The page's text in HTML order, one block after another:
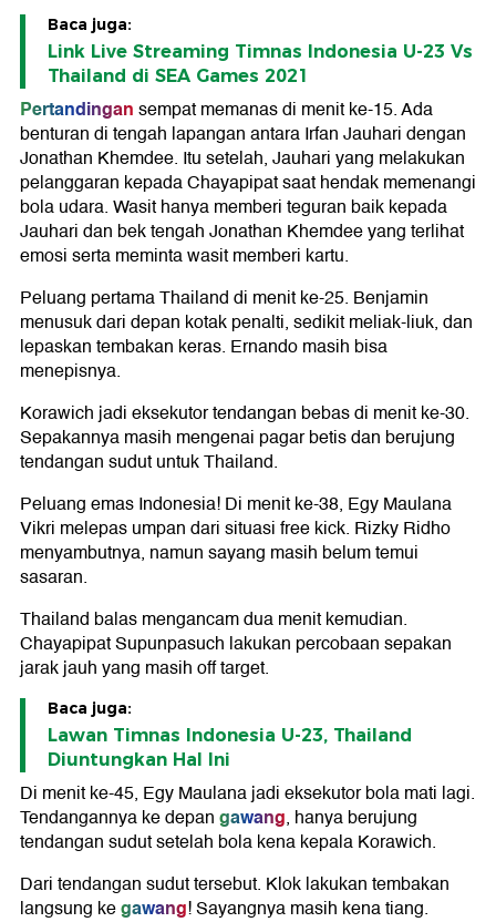
Baca juga:
Link Live Streaming Timnas Indonesia U-23 Vs
Thailand di SEA Games 2021
Pertandingansempat memanas di menit ke-15. Ada
benturan di tengah lapangan antara Irfan Jauhari dengan
Jonathan Khemdee. Itu setelah, Jauhari yang melakukan
pelanggaran kepada Chayapipat saat hendak memenangi
bola udara. Wasit hanya memberi teguran baik kepada
Jauhari dan bek tengah Jonathan Khemdee yang terlihat
emosi serta meminta wasit memberi kartu.
Peluang pertama Thailand di menit ke-25. Benjamin
menusuk dari depan kotak penalti, sedikit meliak-liuk, dan
lepaskan tembakan keras. Ernando masih bisa
menepisnya.
Korawich jadi eksekutor tendangan bebas di menit ke-30.
Sepakannya masih mengenai pagar betis dan berujung
tendangan sudut untuk Thailand.
Peluang emas Indonesia! Di menit ke-38, Egy Maulana
Vikri melepas umpan dari situasi free kick. Rizky Ridho
menyambutnya, namun sayang masih belum temui
sasaran.
Thailand balas mengancam dua menit kemudian.
Chayapipat Supunpasuch lakukan percobaan sepakan
jarak jauh yang masih off target.
Baca juga:
Lawan Timnas Indonesia U-23, Thailand
Diuntungkan Hal Ini
Di menit ke-45, Egy Maulana jadi eksekutor bola mati lagi.
Tendangannya ke depangawang, hanya berujung
tendangan sudut setelah bola kena kepala Korawich.
Dari tendangan sudut tersebut. Klok lakukan tembakan
langsung kegawang! Sayangnya masih kena tiang.